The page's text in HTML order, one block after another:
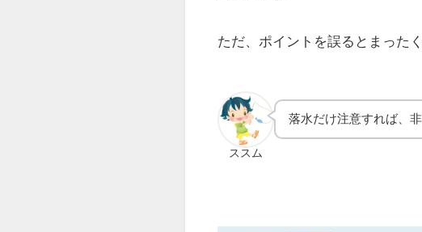
ただ、ポイントを誤るとまった
ススム
落水だけ注意すれば、